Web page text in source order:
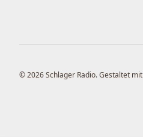
© 2026 Schlager Radio. Gestaltet mit